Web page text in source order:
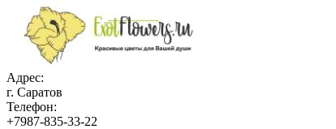
Адрес:
г. Саратов
Телефон:
+7987-835-33-22